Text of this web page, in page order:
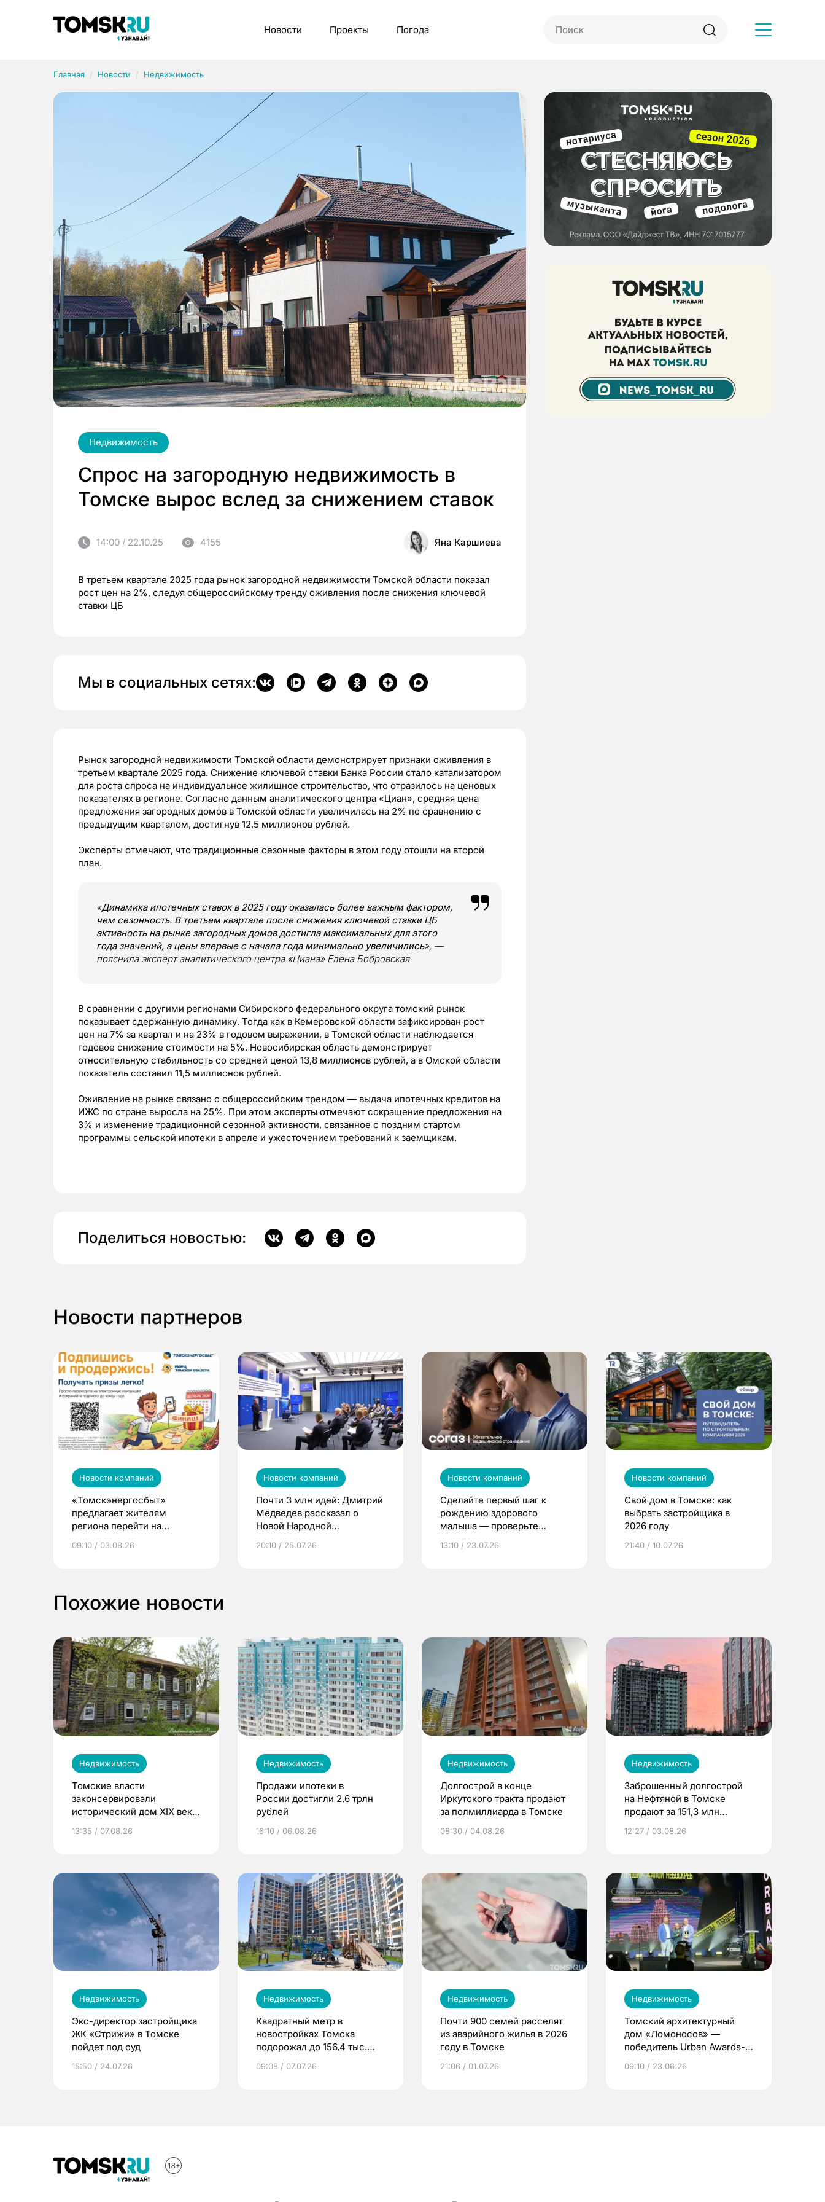
Новости Проекты Погода
Главная Новости Недвижимость
Недвижимость
Спрос на загородную недвижимость в
Томске вырос вслед за снижением ставок
14:00 / 22.10.25 4155 Яна Каршиева
В третьем квартале 2025 года рынок загородной недвижимости Томской области показал
рост цен на 2%, следуя общероссийскому тренду оживления после снижения ключевой
ставки ЦБ
Мы в социальных сетях:
Рынок загородной недвижимости Томской области демонстрирует признаки оживления в
третьем квартале 2025 года. Снижение ключевой ставки Банка России стало катализатором
для роста спроса на индивидуальное жилищное строительство, что отразилось на ценовых
показателях в регионе. Согласно данным аналитического центра «Циан», средняя цена
предложения загородных домов в Томской области увеличилась на 2% по сравнению с
предыдущим кварталом, достигнув 12,5 миллионов рублей.
Эксперты отмечают, что традиционные сезонные факторы в этом году отошли на второй
план.
«Динамика ипотечных ставок в 2025 году оказалась более важным фактором,
чем сезонность. В третьем квартале после снижения ключевой ставки ЦБ
активность на рынке загородных домов достигла максимальных для этого
года значений, а цены впервые с начала года минимально увеличились», —
пояснила эксперт аналитического центра «Циана» Елена Бобровская.
В сравнении с другими регионами Сибирского федерального округа томский рынок
показывает сдержанную динамику. Тогда как в Кемеровской области зафиксирован рост
цен на 7% за квартал и на 23% в годовом выражении, в Томской области наблюдается
годовое снижение стоимости на 5%. Новосибирская область демонстрирует
относительную стабильность со средней ценой 13,8 миллионов рублей, а в Омской области
показатель составил 11,5 миллионов рублей.
Оживление на рынке связано с общероссийским трендом — выдача ипотечных кредитов на
ИЖС по стране выросла на 25%. При этом эксперты отмечают сокращение предложения на
3% и изменение традиционной сезонной активности, связанное с поздним стартом
программы сельской ипотеки в апреле и ужесточением требований к заемщикам.
Поделиться новостью:
Новости партнеров
Новости компаний
«Томскэнергосбыт»
предлагает жителям
региона перейти на
выиграть призы
09:10 / 03.08.26
Новости компаний
Почти 3 млн идей: Дмитрий
Медведев рассказал о
Новой Народной
20:10 / 25.07.26
Новости компаний
Сделайте первый шаг к
рождению здорового
малыша — проверьте
по ОМС!
13:10 / 23.07.26
Новости компаний
Свой дом в Томске: как
выбрать застройщика в
2026 году
21:40 / 10.07.26
Похожие новости
Недвижимость
Томские власти
законсервировали
исторический дом XIX века
13:35 / 07.08.26
Недвижимость
Продажи ипотеки в
России достигли 2,6 трлн
рублей
16:10 / 06.08.26
Недвижимость
Долгострой в конце
Иркутского тракта продают
за полмиллиарда в Томске
08:30 / 04.08.26
Недвижимость
Заброшенный долгострой
на Нефтяной в Томске
продают за 151,3 млн
12:27 / 03.08.26
Недвижимость
Экс-директор застройщика
ЖК «Стрижи» в Томске
пойдет под суд
15:50 / 24.07.26
Недвижимость
Квадратный метр в
новостройках Томска
подорожал до 156,4 тыс.
09:08 / 07.07.26
Недвижимость
Почти 900 семей расселят
из аварийного жилья в 2026
году в Томске
21:06 / 01.07.26
Недвижимость
Томский архитектурный
дом «Ломоносов» —
победитель Urban Awards-
09:10 / 23.06.26
Рубрики